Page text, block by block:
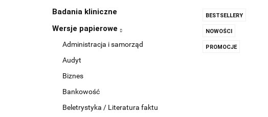
Badania kliniczne
Wersje papierowe
Administracja i samorząd
Audyt
Biznes
Bankowość
Beletrystyka / Literatura faktu
BESTSELLERY
NOWOŚCI
PROMOCJE